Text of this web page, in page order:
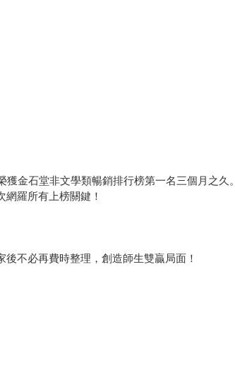
金石堂非文學類暢銷排行榜第一名三個月之久。
羅所有上榜關鍵！
不必再費時整理，創造師生雙贏局面！